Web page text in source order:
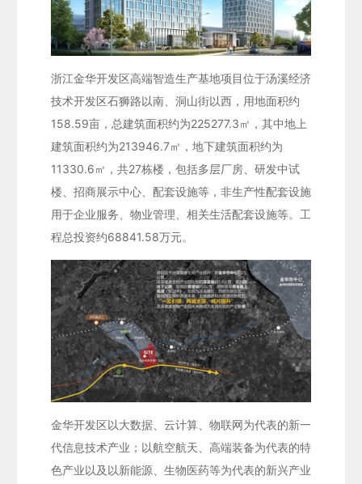
浙江金华开发区高端智造生产基地项目位于汤溪经济
技术开发区石狮路以南、洞山街以西，用地面积约
158.59亩，总建筑面积约为225277.3㎡，其中地上
建筑面积约为213946.7㎡，地下建筑面积约为
11330.6㎡，共27栋楼，包括多层厂房、研发中试
楼、招商展示中心、配套设施等，非生产性配套设施
用于企业服务、物业管理、相关生活配套设施等。工
程总投资约68841.58万元。
金华开发区以大数据、云计算、物联网为代表的新一
代信息技术产业；以航空航天、高端装备为代表的特
色产业以及以新能源、生物医药等为代表的新兴产业